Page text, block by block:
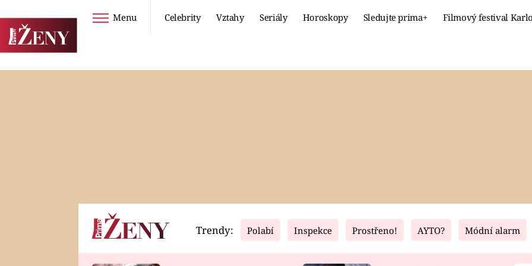
Menu Celebrity Vztahy Seriály Horoskopy Sledujte prima+ Filmový festival
Horoskopy Video Fresh Living
Trendy: Polabí Inspekce Prostřeno! AYTO? Módní alarm